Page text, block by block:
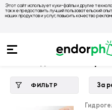
Этот сайт использует куки-файлы и другие
также предоставить лучший пользовательский
наших продуктов и услуг, повысить качество
💙 Чехлы
ФИЛЬТР За